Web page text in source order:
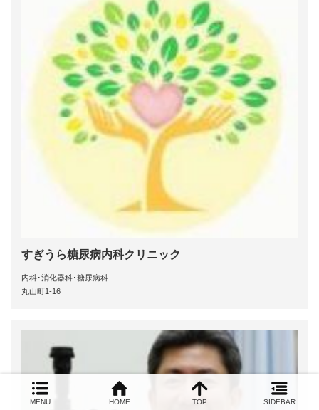
すぎうら糖尿病内科クリニック
内科･消化器科･糖尿病科
丸山町1-16
MENU HOME TOP SIDEBAR